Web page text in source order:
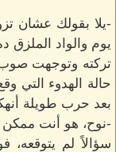
-يلا بقولك عشان
يوم والواد الملزق
تركته وتوجهت صوب
حالة الهدوء التي
بعد حرب طويلة
-نوح، هو أنت
سؤالاً لم يتوقعه،